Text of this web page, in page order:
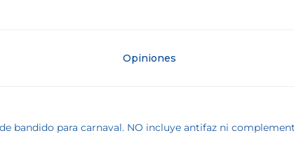
Opiniones
bandido para carnaval. NO incluye antifaz ni